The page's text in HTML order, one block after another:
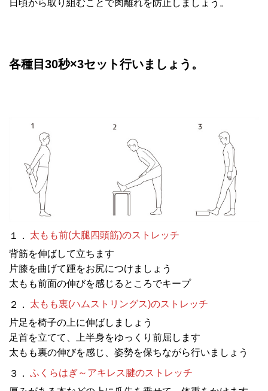
日頃から取り組むことで肉離れを防止しましょう。
各種目30秒×3セット行いましょう。
１．
太もも前(大腿四頭筋)のストレッチ
背筋を伸ばして立ちます
片膝を曲げて踵をお尻につけましょう
太もも前面の伸びを感じるところでキープ
２．
太もも裏(ハムストリングス)のストレッチ
片足を椅子の上に伸ばしましょう
足首を立てて、上半身をゆっくり前屈します
太もも裏の伸びを感じ、姿勢を保ちながら行いましょう
３． ふくらはぎ～アキレス腱のストレッチ